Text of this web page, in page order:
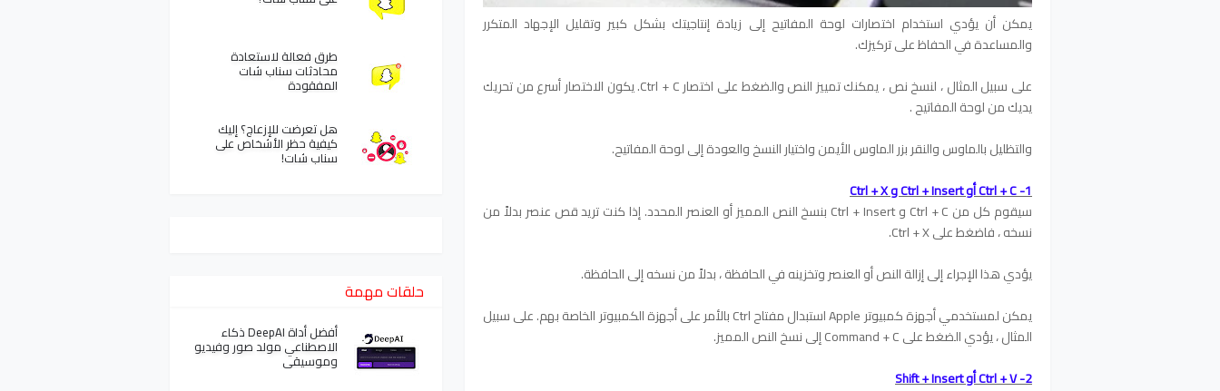
يمكن أن يؤدي استخدام اختصارات لوحة المفاتيح إلى زيادة إنتاجيتك بشكل كبير وتقليل الإجهاد المتكرر
والمساعدة في الحفاظ على تركيزك.
على سبيل المثال ، لنسخ نص ، يمكنك تمييز النص والضغط على اختصار Ctrl + C. يكون الاختصار أسرع من تحريك
يديك من لوحة المفاتيح .
والتظليل بالماوس والنقر بزر الماوس الأيمن واختيار النسخ والعودة إلى لوحة المفاتيح.
1- Ctrl + C أو Ctrl + Insert و Ctrl + X
سيقوم كل من Ctrl + C و Ctrl + Insert بنسخ النص المميز أو العنصر المحدد. إذا كنت تريد قص عنصر بدلاً من
نسخه ، فاضغط على Ctrl + X.
يؤدي هذا الإجراء إلى إزالة النص أو العنصر وتخزينه في الحافظة ، بدلاً من نسخه إلى الحافظة.
يمكن لمستخدمي أجهزة كمبيوتر Apple استبدال مفتاح Ctrl بالأمر على أجهزة الكمبيوتر الخاصة بهم. على سبيل
المثال ، يؤدي الضغط على Command + C إلى نسخ النص المميز.
2- Ctrl + V أو Shift + Insert
طرق فعالة لاستعادة
محادثات سناب شات
المفقودة
هل تعرضت للإزعاج؟ إليك
كيفية حظر الأشخاص على
سناب شات!
حلقات مهمة
أفضل أداة DeepAI ذكاء
الاصطناعي مولد صور وفيديو
وموسيقى